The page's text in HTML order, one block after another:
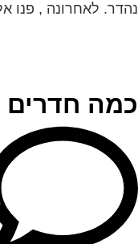
לאחרונה , פנו
חדרים